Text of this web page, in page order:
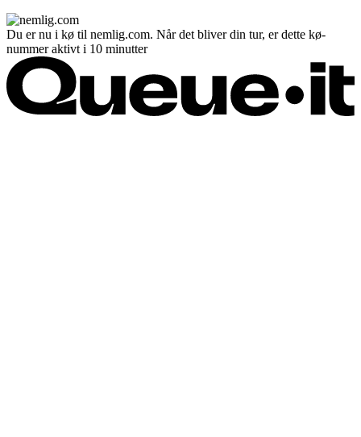
Du er nu i kø til nemlig.com. Når det bliver din tur, er dette kø-
nummer aktivt i 10 minutter